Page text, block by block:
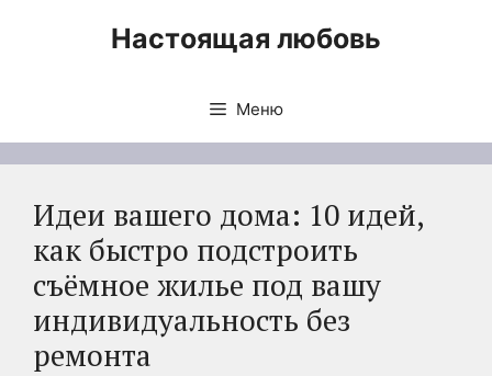
Настоящая любовь
Меню
Идеи вашего дома: 10 идей,
как быстро подстроить
съёмное жилье под вашу
индивидуальность без
ремонта